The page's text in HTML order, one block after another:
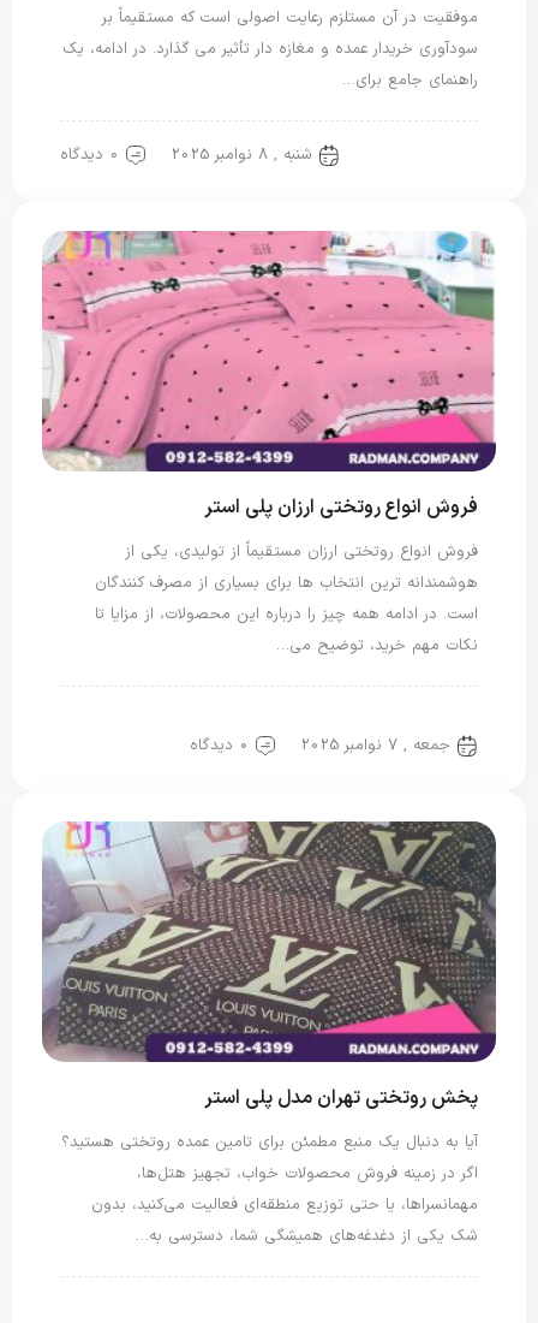
موفقیت در آن مستلزم رعایت اصولی است که مستقیماً بر
سودآوری خریدار عمده و مغازه دار تأثیر می گذارد. در ادامه، یک
راهنمای جامع برای…
شنبه , 8 نوامبر 2025 0 دیدگاه
فروش انواع روتختی ارزان پلی استر
فروش انواع روتختی ارزان مستقیماً از تولیدی، یکی از
هوشمندانه ترین انتخاب ها برای بسیاری از مصرف کنندگان
است. در ادامه همه چیز را درباره این محصولات، از مزایا تا
نکات مهم خرید، توضیح می…
جمعه , 7 نوامبر 2025 0 دیدگاه
پخش روتختی تهران مدل پلی استر
آیا به ‌دنبال یک منبع مطمئن برای تامین عمده روتختی هستید؟
اگر در زمینه فروش محصولات خواب، تجهیز هتل‌ها،
مهمانسراها، یا حتی توزیع منطقه‌ای فعالیت می‌کنید، بدون
شک یکی از دغدغه‌های همیشگی شما، دسترسی به…